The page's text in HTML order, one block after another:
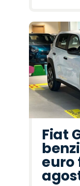
Fiat
euro